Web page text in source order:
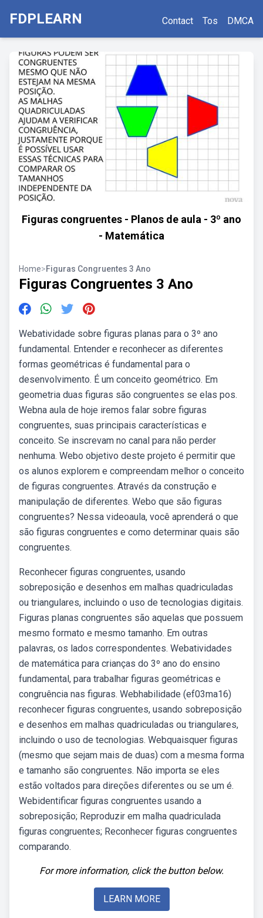
FDPLEARN Contact Tos DMCA
Figuras congruentes - Planos de aula - 3º ano
- Matemática
Home>Figuras Congruentes 3 Ano
Figuras Congruentes 3 Ano
Webatividade sobre figuras planas para o 3º ano
fundamental. Entender e reconhecer as diferentes
formas geométricas é fundamental para o
desenvolvimento. É um conceito geométrico. Em
geometria duas figuras são congruentes se elas pos.
Webna aula de hoje iremos falar sobre figuras
congruentes, suas principais características e
conceito. Se inscrevam no canal para não perder
nenhuma. Webo objetivo deste projeto é permitir que
os alunos explorem e compreendam melhor o conceito
de figuras congruentes. Através da construção e
manipulação de diferentes. Webo que são figuras
congruentes? Nessa videoaula, você aprenderá o que
são figuras congruentes e como determinar quais são
congruentes.
Reconhecer figuras congruentes, usando
sobreposição e desenhos em malhas quadriculadas
ou triangulares, incluindo o uso de tecnologias digitais.
Figuras planas congruentes são aquelas que possuem
mesmo formato e mesmo tamanho. Em outras
palavras, os lados correspondentes. Webatividades
de matemática para crianças do 3º ano do ensino
fundamental, para trabalhar figuras geométricas e
congruência nas figuras. Webhabilidade (ef03ma16)
reconhecer figuras congruentes, usando sobreposição
e desenhos em malhas quadriculadas ou triangulares,
incluindo o uso de tecnologias. Webquaisquer figuras
(mesmo que sejam mais de duas) com a mesma forma
e tamanho são congruentes. Não importa se eles
estão voltados para direções diferentes ou se um é.
Webidentificar figuras congruentes usando a
sobreposição; Reproduzir em malha quadriculada
figuras congruentes; Reconhecer figuras congruentes
comparando.
For more information, click the button below.
LEARN MORE